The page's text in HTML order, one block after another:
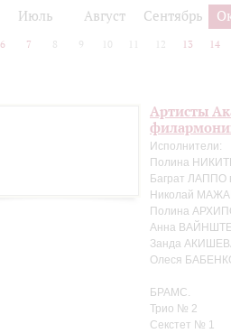
Июль Август Сентябрь
6 7 8 9 10 12 13 14
Артисты
Исполнители:
Полина
Баграт ЛАППО
Николай
Полина
Анна
Занда
Олеся
БРАМС.
Трио № 2
Секстет № 1